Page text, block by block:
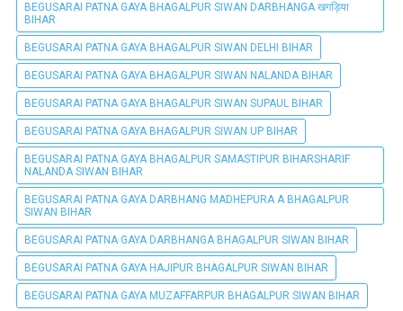
BEGUSARAI PATNA GAYA BHAGALPUR SIWAN DARBHANGA खगड़िया
BIHAR
BEGUSARAI PATNA GAYA BHAGALPUR SIWAN DELHI BIHAR
BEGUSARAI PATNA GAYA BHAGALPUR SIWAN NALANDA BIHAR
BEGUSARAI PATNA GAYA BHAGALPUR SIWAN SUPAUL BIHAR
BEGUSARAI PATNA GAYA BHAGALPUR SIWAN UP BIHAR
BEGUSARAI PATNA GAYA BHAGALPUR SAMASTIPUR BIHARSHARIF
NALANDA SIWAN BIHAR
BEGUSARAI PATNA GAYA DARBHANG MADHEPURA A BHAGALPUR
SIWAN BIHAR
BEGUSARAI PATNA GAYA DARBHANGA BHAGALPUR SIWAN BIHAR
BEGUSARAI PATNA GAYA HAJIPUR BHAGALPUR SIWAN BIHAR
BEGUSARAI PATNA GAYA MUZAFFARPUR BHAGALPUR SIWAN BIHAR